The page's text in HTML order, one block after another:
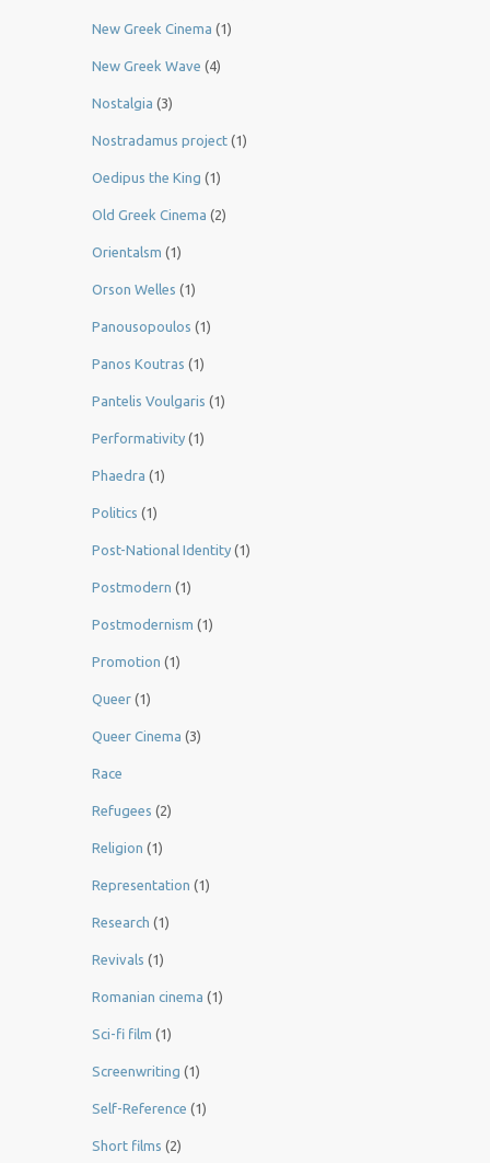
New Greek Cinema (1)
New Greek Wave (4)
Nostalgia (3)
Nostradamus project (1)
Oedipus the King (1)
Old Greek Cinema (2)
Orientalsm (1)
Orson Welles (1)
Panousopoulos (1)
Panos Koutras (1)
Pantelis Voulgaris (1)
Performativity (1)
Phaedra (1)
Politics (1)
Post-National Identity (1)
Postmodern (1)
Postmodernism (1)
Promotion (1)
Queer (1)
Queer Cinema (3)
Race
Refugees (2)
Religion (1)
Representation (1)
Research (1)
Revivals (1)
Romanian cinema (1)
Sci-fi film (1)
Screenwriting (1)
Self-Reference (1)
Short films (2)